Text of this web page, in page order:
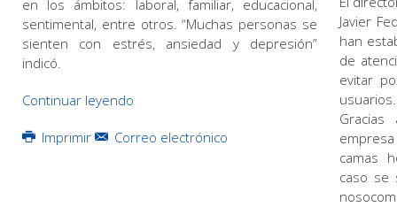
en los ámbitos: laboral, familiar, educacional,
sentimental, entre otros. “Muchas personas se
sienten con estrés, ansiedad y depresión”
indicó.
Continuar leyendo
Imprimir Correo electrónico
Javier
han
de
evitar
usuarios.
camas
caso se